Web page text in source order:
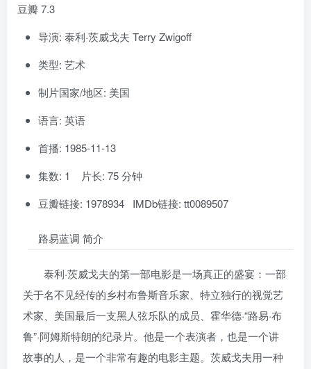
豆瓣 7.3
导演: 泰利·茨威戈夫 Terry Zwigoff
类型: 艺术
制片国家/地区: 美国
语言: 英语
首播: 1985-11-13
集数: 1 片长: 75 分钟
豆瓣链接: 1978934 IMDb链接: tt0089507
路易蓝调 简介
泰利·茨威戈夫的第一部电影是一场真正的盛宴：一部
关于名不见经传的乡村布鲁斯音乐家、特立独行的视觉艺
术家、美国最后一支黑人弦乐队的成员、霍华德·“路易·布
鲁”·阿姆斯特朗的纪录片。他是一个表演者，也是一个讲
故事的人，是一个非常有趣的电影主题。茨威戈夫用一种